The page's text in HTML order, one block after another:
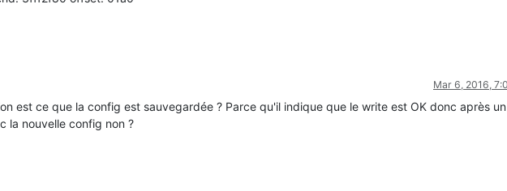
Mar 6, 2016,
est ce que la config est sauvegardée ? Parce qu'il indique que le write est OK donc après
la nouvelle config non ?